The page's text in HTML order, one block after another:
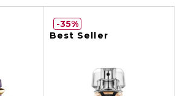
Best Seller
35%